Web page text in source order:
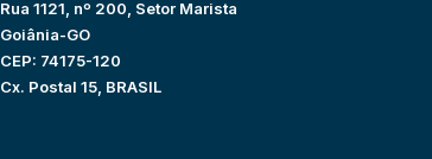
Rua 1121, nº 200, Setor Marista
Goiânia-GO
CEP: 74175-120
Cx. Postal 15, BRASIL